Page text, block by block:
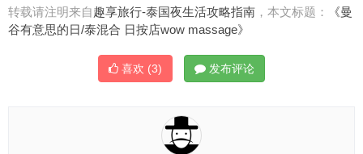
转载请注明来自趣享旅行-泰国夜生活攻略指南 ，本文标题：
《曼
谷有意思的日/泰混合 日按店wow massage》
喜欢 (3) 发布评论